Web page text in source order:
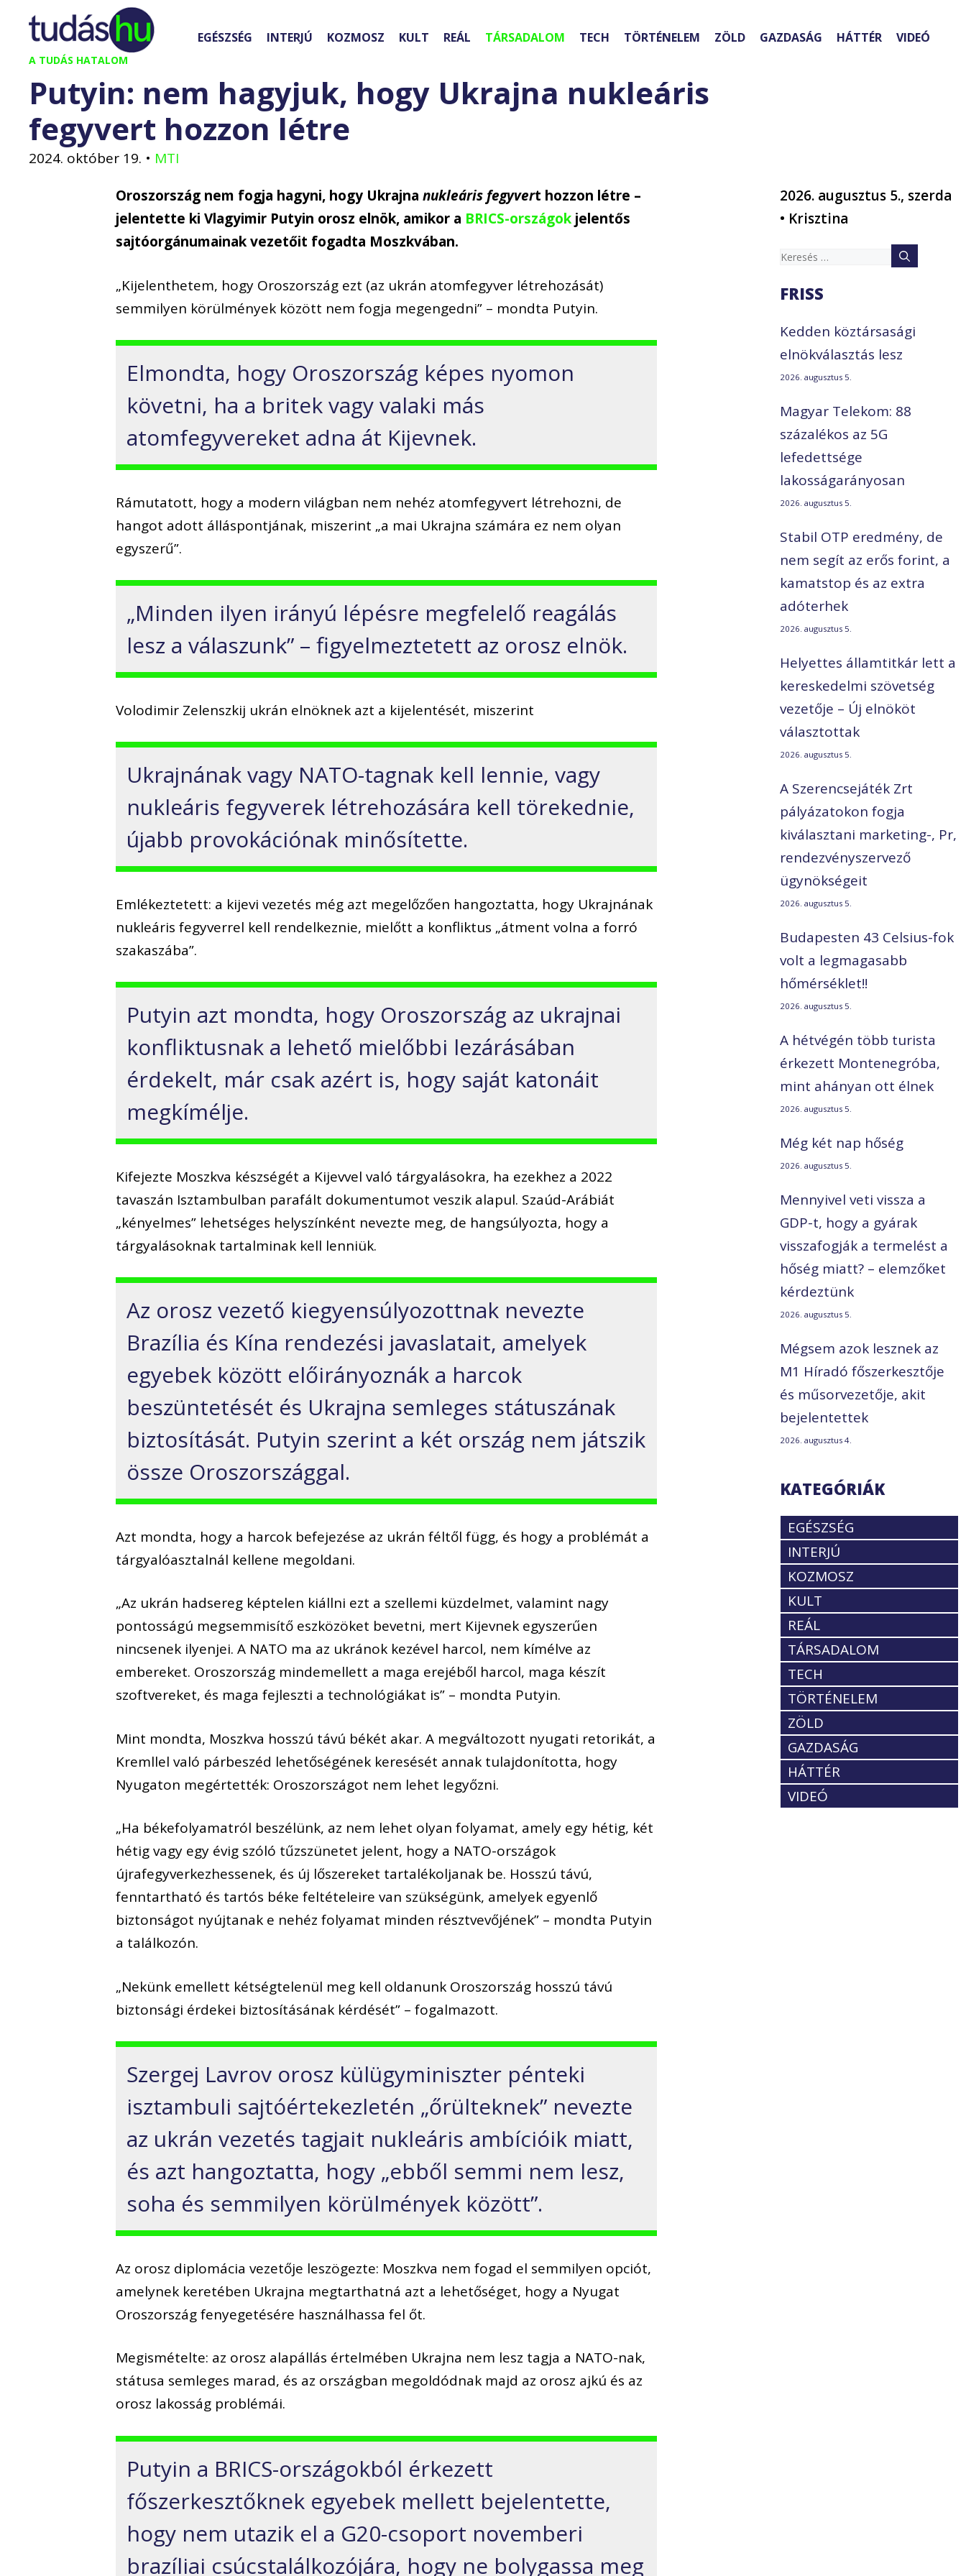
Kilépés
tartalomba
A TUDÁS HATALOM
EGÉSZSÉG INTERJÚ KOZMOSZ KULT REÁL TÁRSADALOM TECH TÖRTÉNELEM ZÖLD GAZDASÁG HÁTTÉR VIDEÓ
Putyin: nem hagyjuk, hogy Ukrajna nukleáris
fegyvert hozzon létre
2024. október 19. • MTI
Oroszország nem fogja hagyni, hogy Ukrajnanukleáris fegyvert hozzon létre –
jelentette ki Vlagyimir Putyin orosz elnök, amikor a BRICS-országok jelentős
sajtóorgánumainak vezetőit fogadta Moszkvában.
„Kijelenthetem, hogy Oroszország ezt (az ukrán atomfegyver létrehozását)
semmilyen körülmények között nem fogja megengedni” – mondta Putyin.
Elmondta, hogy Oroszország képes nyomon
követni, ha a britek vagy valaki más
atomfegyvereket adna át Kijevnek.
Rámutatott, hogy a modern világban nem nehéz atomfegyvert létrehozni, de
hangot adott álláspontjának, miszerint „a mai Ukrajna számára ez nem olyan
egyszerű”.
„Minden ilyen irányú lépésre megfelelő reagálás
lesz a válaszunk” – figyelmeztetett az orosz elnök.
Volodimir Zelenszkij ukrán elnöknek azt a kijelentését, miszerint
Ukrajnának vagy NATO-tagnak kell lennie, vagy
nukleáris fegyverek létrehozására kell törekednie,
újabb provokációnak minősítette.
Emlékeztetett: a kijevi vezetés még azt megelőzően hangoztatta, hogy Ukrajnának
nukleáris fegyverrel kell rendelkeznie, mielőtt a konfliktus „átment volna a forró
szakaszába”.
Putyin azt mondta, hogy Oroszország az ukrajnai
konfliktusnak a lehető mielőbbi lezárásában
érdekelt, már csak azért is, hogy saját katonáit
megkímélje.
Kifejezte Moszkva készségét a Kijevvel való tárgyalásokra, ha ezekhez a 2022
tavaszán Isztambulban parafált dokumentumot veszik alapul. Szaúd-Arábiát
„kényelmes” lehetséges helyszínként nevezte meg, de hangsúlyozta, hogy a
tárgyalásoknak tartalminak kell lenniük.
Az orosz vezető kiegyensúlyozottnak nevezte
Brazília és Kína rendezési javaslatait, amelyek
egyebek között előirányoznák a harcok
beszüntetését és Ukrajna semleges státuszának
biztosítását. Putyin szerint a két ország nem játszik
össze Oroszországgal.
Azt mondta, hogy a harcok befejezése az ukrán féltől függ, és hogy a problémát a
tárgyalóasztalnál kellene megoldani.
„Az ukrán hadsereg képtelen kiállni ezt a szellemi küzdelmet, valamint nagy
pontosságú megsemmisítő eszközöket bevetni, mert Kijevnek egyszerűen
nincsenek ilyenjei. A NATO ma az ukránok kezével harcol, nem kímélve az
embereket. Oroszország mindemellett a maga erejéből harcol, maga készít
szoftvereket, és maga fejleszti a technológiákat is” – mondta Putyin.
Mint mondta, Moszkva hosszú távú békét akar. A megváltozott nyugati retorikát, a
Kremllel való párbeszéd lehetőségének keresését annak tulajdonította, hogy
Nyugaton megértették: Oroszországot nem lehet legyőzni.
„Ha békefolyamatról beszélünk, az nem lehet olyan folyamat, amely egy hétig, két
hétig vagy egy évig szóló tűzszünetet jelent, hogy a NATO-országok
újrafegyverkezhessenek, és új lőszereket tartalékoljanak be. Hosszú távú,
fenntartható és tartós béke feltételeire van szükségünk, amelyek egyenlő
biztonságot nyújtanak e nehéz folyamat minden résztvevőjének” – mondta Putyin
a találkozón.
„Nekünk emellett kétségtelenül meg kell oldanunk Oroszország hosszú távú
biztonsági érdekei biztosításának kérdését” – fogalmazott.
Szergej Lavrov orosz külügyminiszter pénteki
isztambuli sajtóértekezletén „őrülteknek” nevezte
az ukrán vezetés tagjait nukleáris ambícióik miatt,
és azt hangoztatta, hogy „ebből semmi nem lesz,
soha és semmilyen körülmények között”.
Az orosz diplomácia vezetője leszögezte: Moszkva nem fogad el semmilyen opciót,
amelynek keretében Ukrajna megtarthatná azt a lehetőséget, hogy a Nyugat
Oroszország fenyegetésére használhassa fel őt.
Megismételte: az orosz alapállás értelmében Ukrajna nem lesz tagja a NATO-nak,
státusa semleges marad, és az országban megoldódnak majd az orosz ajkú és az
orosz lakosság problémái.
Putyin a BRICS-országokból érkezett
főszerkesztőknek egyebek mellett bejelentette,
hogy nem utazik el a G20-csoport novemberi
brazíliai csúcstalálkozójára, hogy ne bolygassa meg
2026. augusztus 5., szerda
• Krisztina
Keresés:
FRISS
Kedden köztársasági
elnökválasztás lesz
2026. augusztus 5.
Magyar Telekom: 88
százalékos az 5G
lefedettsége
lakosságarányosan
2026. augusztus 5.
Stabil OTP eredmény, de
nem segít az erős forint, a
kamatstop és az extra
adóterhek
2026. augusztus 5.
Helyettes államtitkár lett a
kereskedelmi szövetség
vezetője – Új elnököt
választottak
2026. augusztus 5.
A Szerencsejáték Zrt
pályázatokon fogja
kiválasztani marketing-, Pr,
rendezvényszervező
ügynökségeit
2026. augusztus 5.
Budapesten 43 Celsius-fok
volt a legmagasabb
hőmérséklet!!
2026. augusztus 5.
A hétvégén több turista
érkezett Montenegróba,
mint ahányan ott élnek
2026. augusztus 5.
Még két nap hőség
2026. augusztus 5.
Mennyivel veti vissza a
GDP-t, hogy a gyárak
visszafogják a termelést a
hőség miatt? – elemzőket
kérdeztünk
2026. augusztus 5.
Mégsem azok lesznek az
M1 Híradó főszerkesztője
és műsorvezetője, akit
bejelentettek
2026. augusztus 4.
KATEGÓRIÁK
EGÉSZSÉG
INTERJÚ
KOZMOSZ
KULT
REÁL
TÁRSADALOM
TECH
TÖRTÉNELEM
ZÖLD
GAZDASÁG
HÁTTÉR
VIDEÓ